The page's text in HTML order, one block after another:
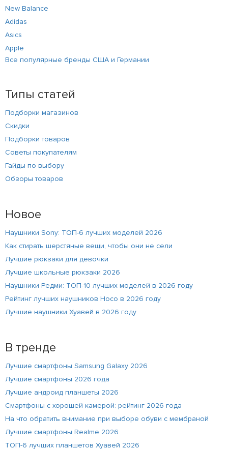
New Balance
Adidas
Asics
Apple
Все популярные бренды США и Германии
Типы статей
Подборки магазинов
Скидки
Подборки товаров
Советы покупателям
Гайды по выбору
Обзоры товаров
Новое
Наушники Sony: ТОП-6 лучших моделей 2026
Как стирать шерстяные вещи, чтобы они не сели
Лучшие рюкзаки для девочки
Лучшие школьные рюкзаки 2026
Наушники Редми: ТОП-10 лучших моделей в 2026 году
Рейтинг лучших наушников Hoco в 2026 году
Лучшие наушники Хуавей в 2026 году
В тренде
Лучшие смартфоны Samsung Galaxy 2026
Лучшие смартфоны 2026 года
Лучшие андроид планшеты 2026
Смартфоны с хорошей камерой: рейтинг 2026 года
На что обратить внимание при выборе обуви с мембраной
Лучшие смартфоны Realme 2026
ТОП-6 лучших планшетов Хуавей 2026